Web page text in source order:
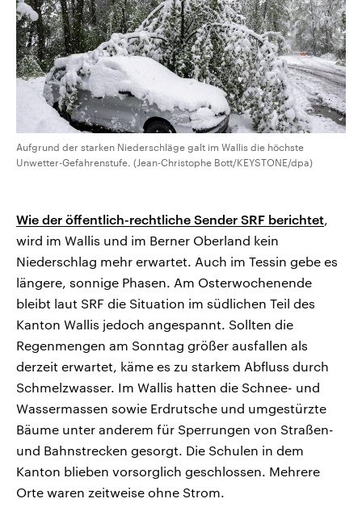
Aufgrund der starken Niederschläge galt im Wallis die höchste
Unwetter-Gefahrenstufe. (Jean-Christophe Bott/KEYSTONE/dpa)
Wie der öffentlich-rechtliche Sender SRF berichtet,
wird im Wallis und im Berner Oberland kein
Niederschlag mehr erwartet. Auch im Tessin gebe es
längere, sonnige Phasen. Am Osterwochenende
bleibt laut SRF die Situation im südlichen Teil des
Kanton Wallis jedoch angespannt. Sollten die
Regenmengen am Sonntag größer ausfallen als
derzeit erwartet, käme es zu starkem Abfluss durch
Schmelzwasser. Im Wallis hatten die Schnee- und
Wassermassen sowie Erdrutsche und umgestürzte
Bäume unter anderem für Sperrungen von Straßen-
und Bahnstrecken gesorgt. Die Schulen in dem
Kanton blieben vorsorglich geschlossen. Mehrere
Orte waren zeitweise ohne Strom.